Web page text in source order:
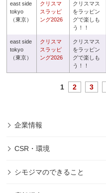
east side
tokyo
（東京）
クリスマ
スラッピ
ング2026
クリスマス
をラッピン
グで楽しも
う！！
east side
tokyo
（東京）
クリスマ
スラッピ
ング2026
クリスマス
をラッピン
グで楽しも
う！！
1 2 3
企業情報
CSR・環境
シモジマのできること